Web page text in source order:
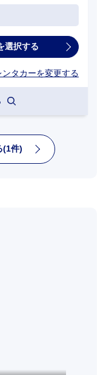
選択する
ンタカーを変更する
(1件)